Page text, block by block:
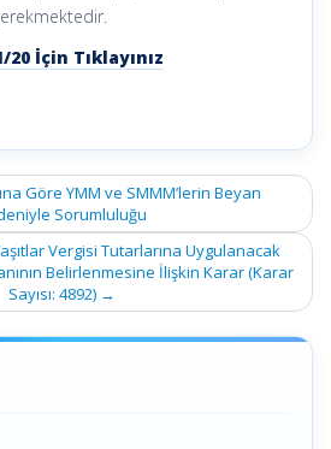
20 İçin Tıklayınız
Göre YMM ve SMMM’lerin Beyan
Sorumluluğu
Vergisi Tutarlarına Uygulanacak
Belirlenmesine İlişkin Karar (Karar
Sayısı: 4892) →